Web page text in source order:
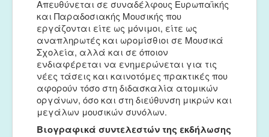
Απευθύνεται σε συναδέλφους Ευρωπαϊκής
και Παραδοσιακής Μουσικής που
εργάζονται είτε ως μόνιμοι, είτε ως
αναπληρωτές και ωρομίσθιοι σε Μουσικά
Σχολεία, αλλά και σε όποιον
ενδιαφέρεται να ενημερώνεται για τις
νέες τάσεις και καινοτόμες πρακτικές που
αφορούν τόσο στη διδασκαλία ατομικών
οργάνων, όσο και στη διεύθυνση μικρών και
μεγάλων μουσικών συνόλων.
Βιογραφικά συντελεστών της εκδήλωσης